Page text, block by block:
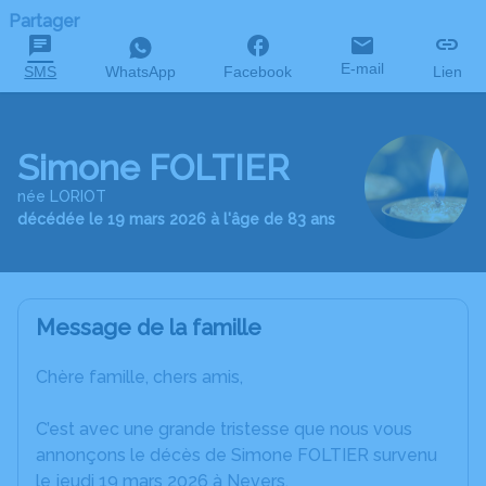
Partager
SMS WhatsApp Facebook E-mail Lien
Simone FOLTIER
née LORIOT
décédée le 19 mars 2026 à l'âge de 83 ans
Message de la famille
Chère famille, chers amis,
C’est avec une grande tristesse que nous vous
annonçons le décès de Simone FOLTIER survenu
le jeudi 19 mars 2026 à Nevers.